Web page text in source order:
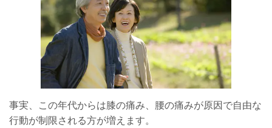
事実、この年代からは膝の痛み、腰の痛みが原因で自由な
行動が制限される方が増えます。